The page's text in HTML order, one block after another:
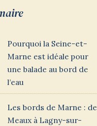
Pourquoi la Seine-et-
Marne est idéale pour
une balade au bord de
l’eau
Les bords de Marne : de
Meaux à Lagny-sur-